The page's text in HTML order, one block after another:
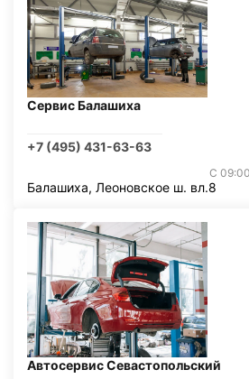
Сервис Балашиха
+7 (495) 431-63-63
С
Балашиха, Леоновское ш. вл.8
Автосервис Севастопольский